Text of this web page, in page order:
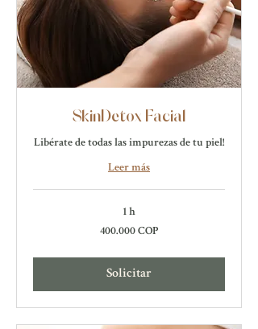
SkinDetox Facial
Libérate de todas las impurezas de tu piel!
Leer más
1 h
400.000 COP
Solicitar